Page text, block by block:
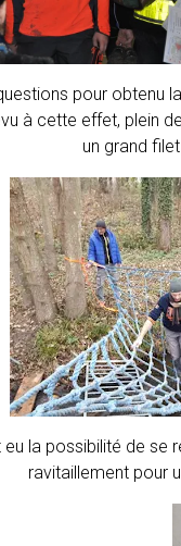
pour obtenu
à cette effet, plein
un grand
la possibilité de
ravitaillement pour